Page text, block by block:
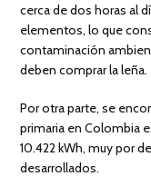
cerca de dos horas al
elementos, lo que
contaminación
deben comprar la leña.
Por otra parte, se
primaria en Colombia
10.422 kWh, muy por
desarrollados.